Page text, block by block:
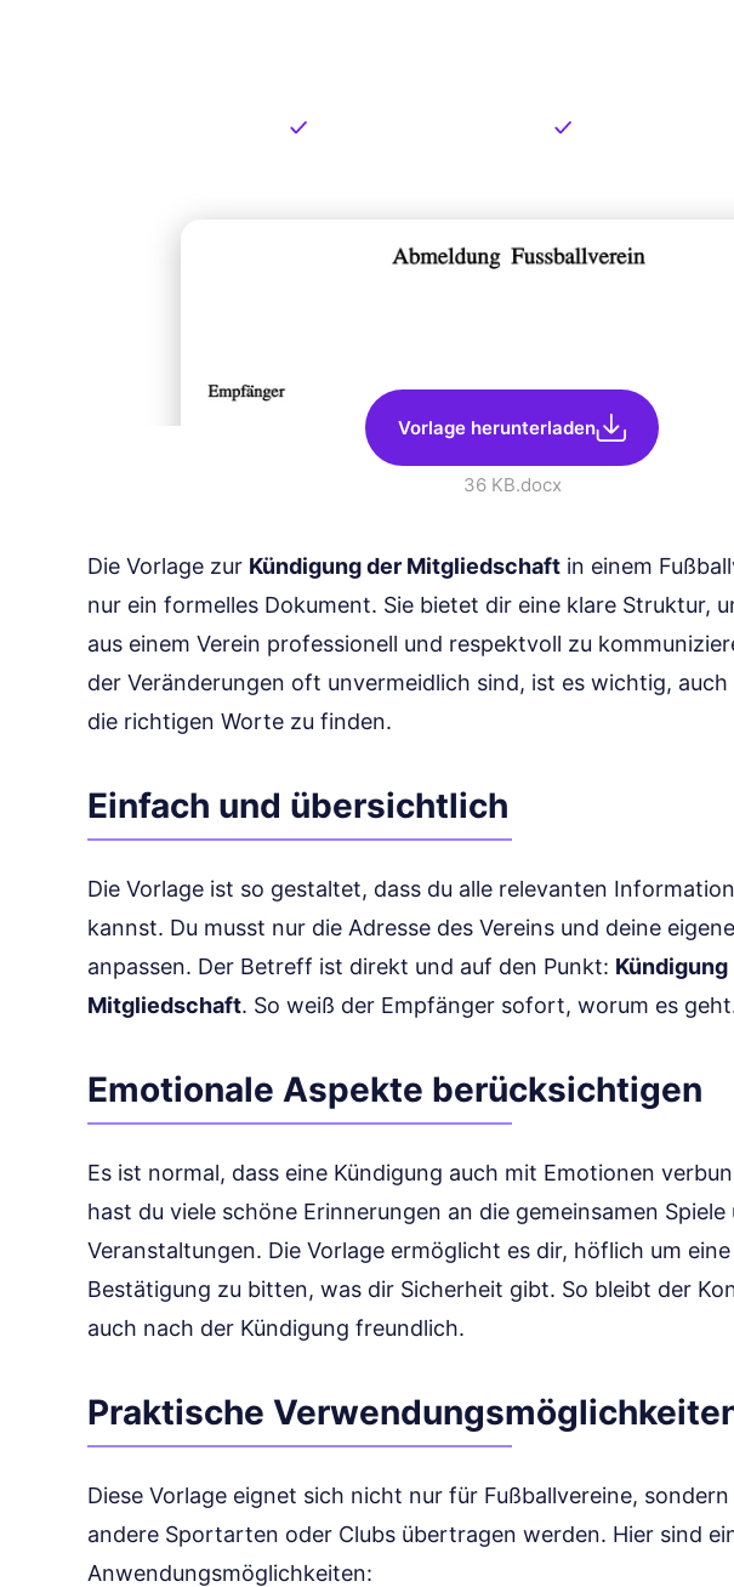
Vorlage herunterladen
36 KB.docx
Die Vorlage zur Kündigung der Mitgliedschaft in einem
nur ein formelles Dokument. Sie bietet dir eine klare Struktur,
aus einem Verein professionell und respektvoll zu
der Veränderungen oft unvermeidlich sind, ist es wichtig, auch
die richtigen Worte zu finden.
Einfach und übersichtlich
Die Vorlage ist so gestaltet, dass du alle relevanten
kannst. Du musst nur die Adresse des Vereins und deine
anpassen. Der Betreff ist direkt und auf den Punkt:
Mitgliedschaft. So weiß der Empfänger sofort, worum es
Emotionale Aspekte berücksichtigen
Es ist normal, dass eine Kündigung auch mit Emotionen
hast du viele schöne Erinnerungen an die gemeinsamen Spiele
Veranstaltungen. Die Vorlage ermöglicht es dir, höflich um
Bestätigung zu bitten, was dir Sicherheit gibt. So bleibt der
auch nach der Kündigung freundlich.
Praktische
Diese Vorlage eignet sich nicht nur für Fußballvereine,
andere Sportarten oder Clubs übertragen werden. Hier sind
Anwendungsmöglichkeiten: